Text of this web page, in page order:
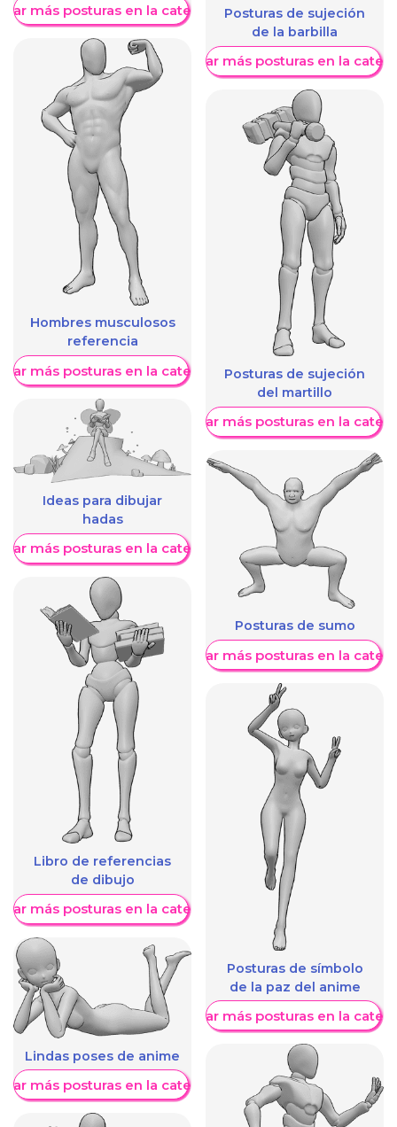
más posturas en la categoría
Hombres musculosos
referencia
más posturas en la categoría
Ideas para dibujar
hadas
más posturas en la categoría
Libro de referencias
de dibujo
más posturas en la categoría
Lindas poses de anime
más posturas en la categoría
Posturas de sujeción
de la barbilla
Mostrar más posturas en la
Posturas de sujeción
del martillo
Mostrar más posturas en la
Posturas de sumo
Mostrar más posturas en la
Posturas de símbolo
de la paz del anime
Mostrar más posturas en la